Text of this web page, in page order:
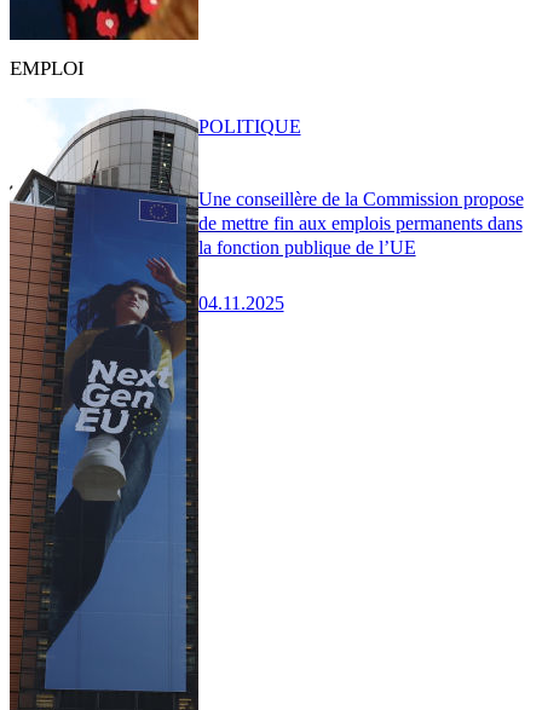
EMPLOI
Une conseillère de la Commission propose
de mettre fin aux emplois permanents dans
la fonction publique de l’UE
04.11.2025
POLITIQUE